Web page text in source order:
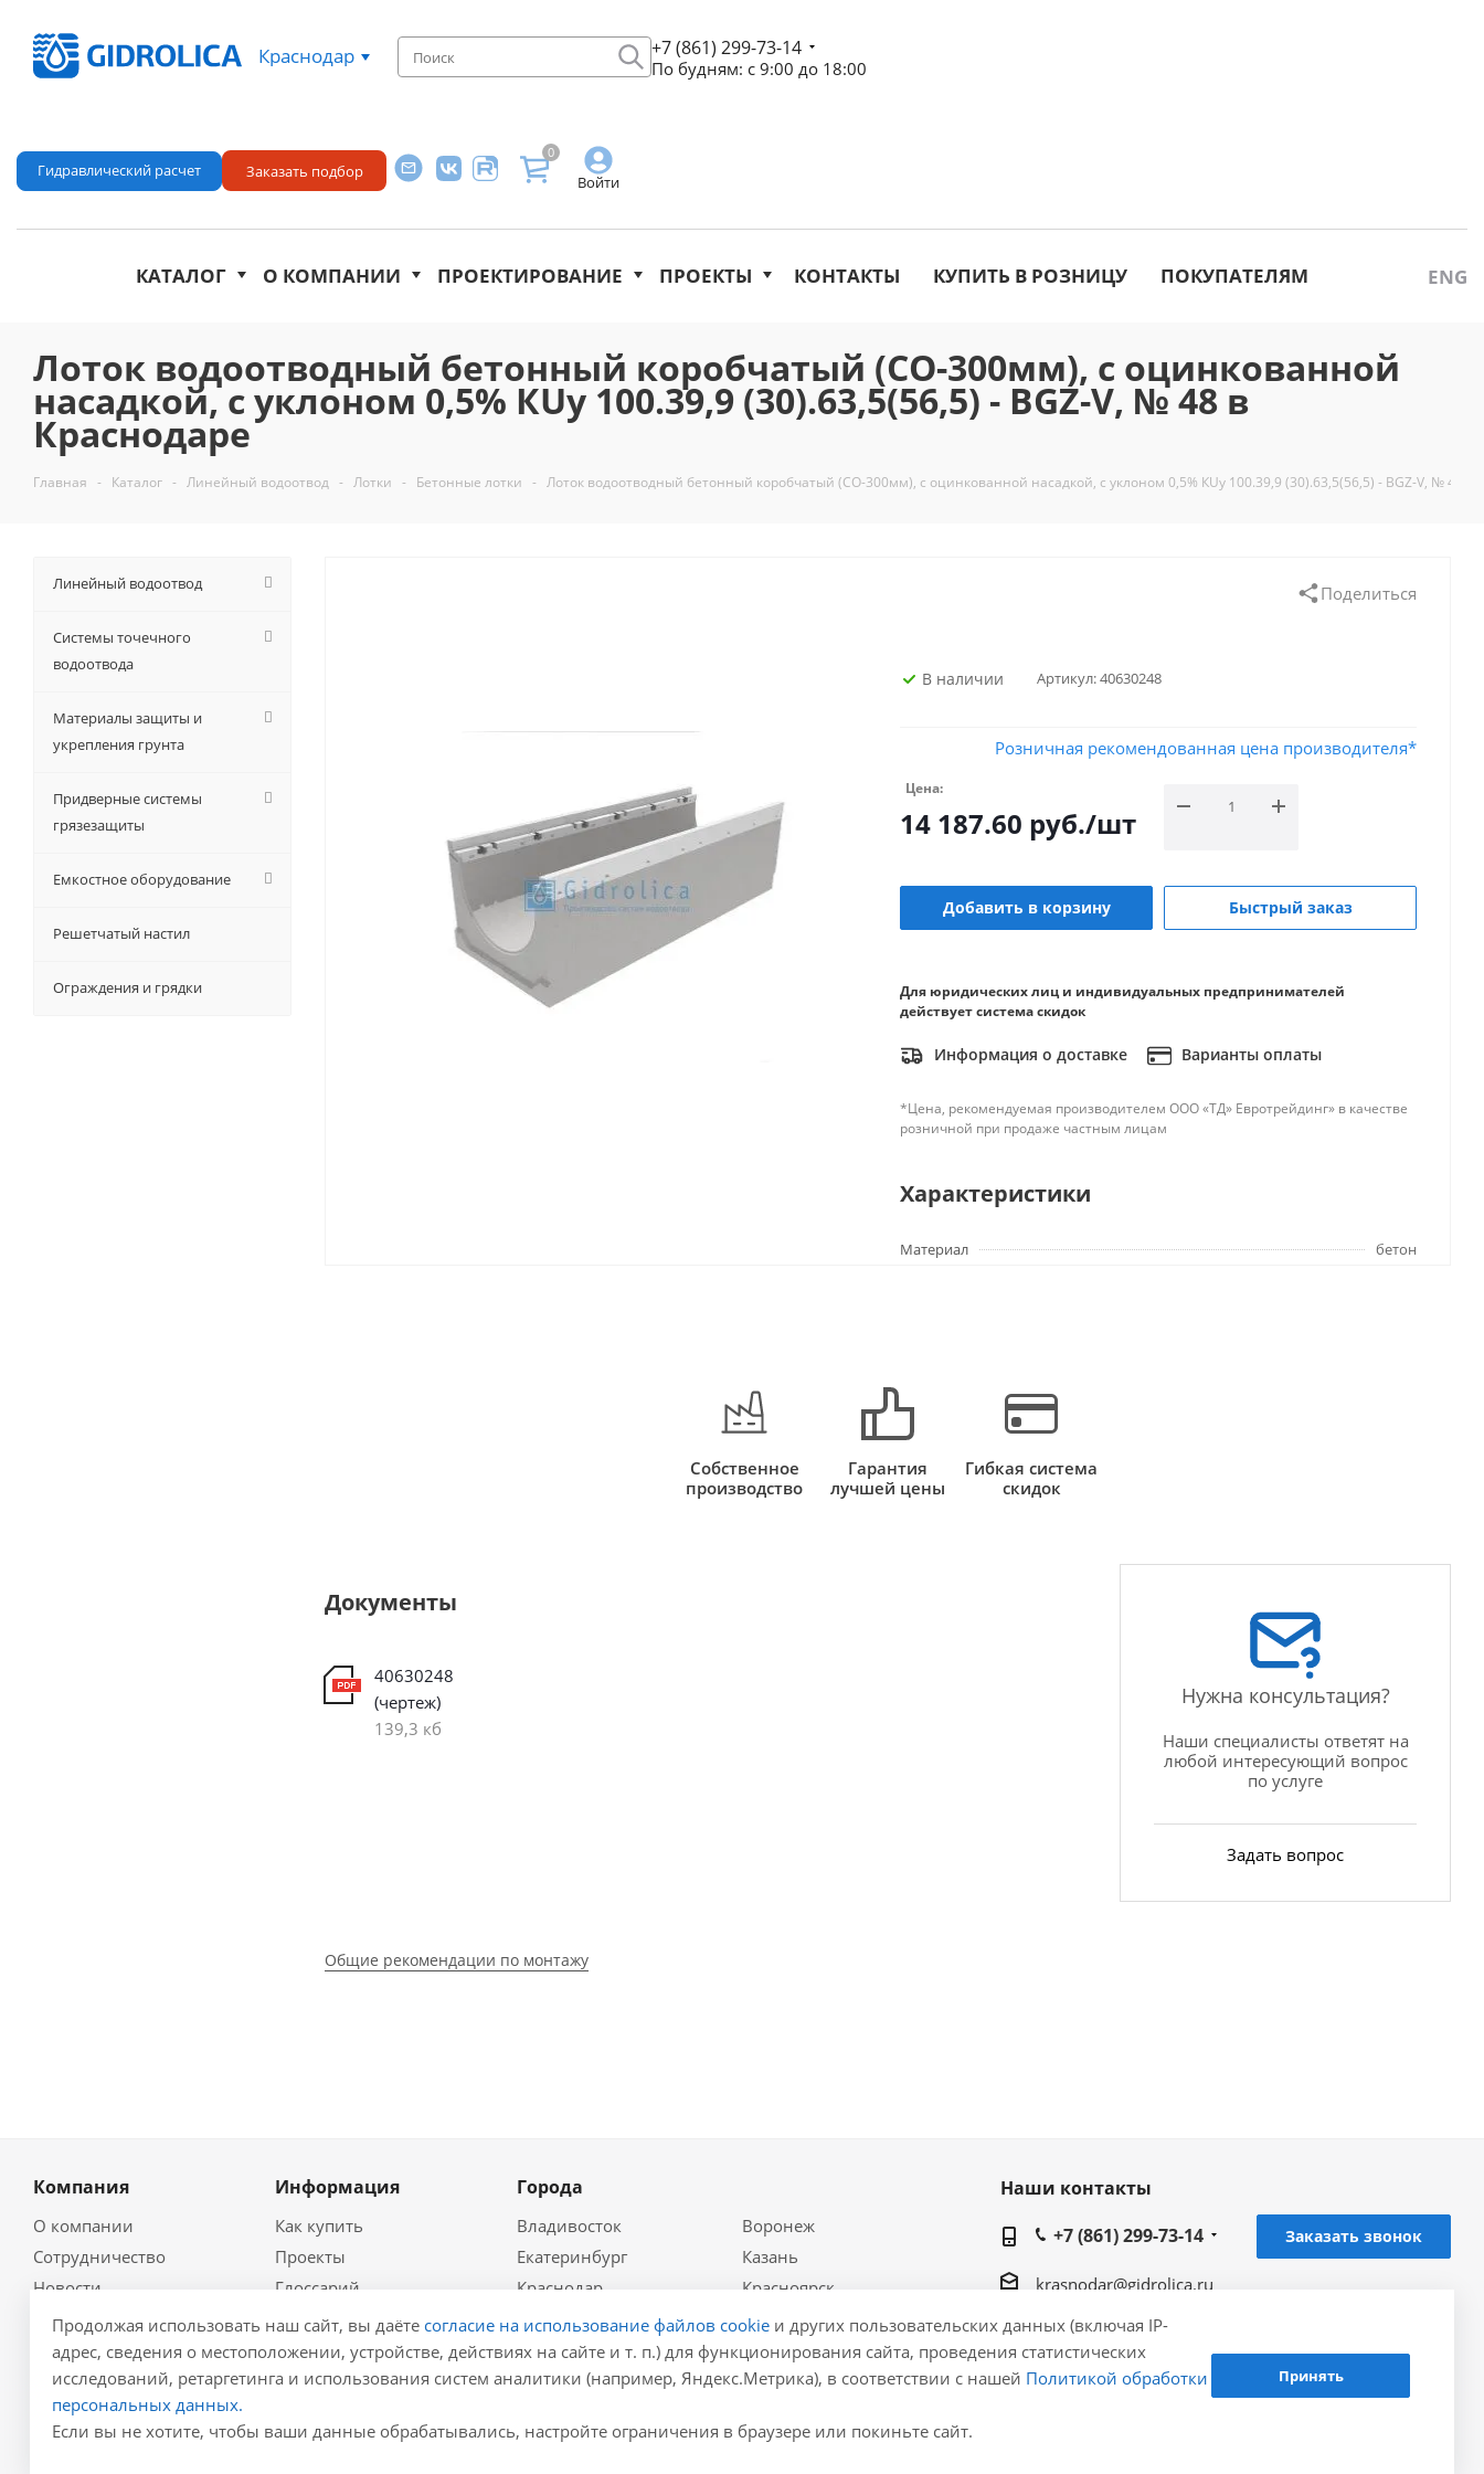
Краснодар +7 (861) 299-73-14
По будням: с 9:00 до 18:00
Войти
0
Гидравлический расчет Заказать подбор
КАТАЛОГ О КОМПАНИИ ПРОЕКТИРОВАНИЕ ПРОЕКТЫ КОНТАКТЫ КУПИТЬ В РОЗНИЦУ ПОКУПАТЕЛЯМ ENG
Лоток водоотводный бетонный коробчатый (СО-300мм), с оцинкованной
насадкой, с уклоном 0,5% КUу 100.39,9 (30).63,5(56,5) - BGZ-V, № 48 в
Краснодаре
Главная - Каталог - Линейный водоотвод - Лотки - Бетонные лотки - Лоток водоотводный бетонный коробчатый (СО-300мм), с оцинкованной насадкой, с уклоном 0,5% КUу 100.39,9 (30).63,5(56,5) - BGZ-V, № 48
Поделиться
В наличии Артикул:40630248
Розничная рекомендованная цена производителя*
Цена:
14 187.60 руб./шт
Добавить в корзину Быстрый заказ
Для юридических лиц и индивидуальных предпринимателей
действует система скидок
Информация о доставке Варианты оплаты
*Цена, рекомендуемая производителем ООО «ТД» Евротрейдинг» в качестве
розничной при продаже частным лицам
Характеристики
Материал бетон
Собственное
производство
Гарантия
лучшей цены
Гибкая система
скидок
Документы
40630248
(чертеж)
139,3 кб
Нужна консультация?
Наши специалисты ответят на
любой интересующий вопрос
по услуге
Задать вопрос
Общие рекомендации по монтажу
Линейный водоотвод
Системы точечного
водоотвода
Материалы защиты и
укрепления грунта
Придверные системы
грязезащиты
Емкостное оборудование
Решетчатый настил
Ограждения и грядки
Компания
О компании
Сотрудничество
Новости
Контакты
Политика
Реквизиты
Результаты СОУТ
Информация
Как купить
Проекты
Глоссарий
Гидравлический
калькулятор
Для проектировщиков
Города
Владивосток
Воронеж
Екатеринбург
Казань
Краснодар
Красноярск
Крым
Москва
Нижний Новгород
Новосибирск
Ростов-на-Дону
Самара
Наши контакты
+7 (861) 299-73-14
Заказать звонок
krasnodar@gidrolica.ru
Региональное представительство Gidrolica в г.
Краснодаре, 350059, г. Краснодар, ул.
Уральская, д. 75/1к1
Продолжая использовать наш сайт, вы даёте согласие на использование файлов cookieи других пользовательских данных (включая IP-
адрес, сведения о местоположении, устройстве, действиях на сайте и т. п.) для функционирования сайта, проведения статистических
исследований, ретаргетинга и использования систем аналитики (например, Яндекс.Метрика), в соответствии с нашей Политикой обработки
персональных данных.
Если вы не хотите, чтобы ваши данные обрабатывались, настройте ограничения в браузере или покиньте сайт.
Принять